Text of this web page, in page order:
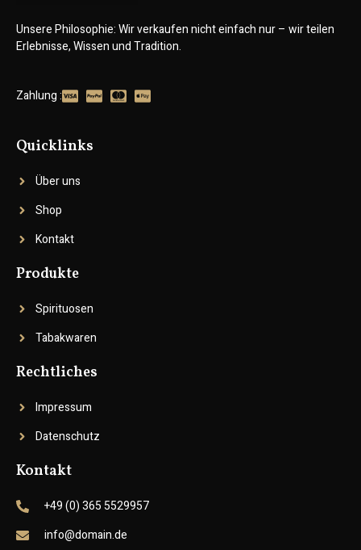
Unsere Philosophie: Wir verkaufen nicht einfach nur – wir teilen
Erlebnisse, Wissen und Tradition.
Zahlung :
Quicklinks
Über uns
Shop
Kontakt
Produkte
Spirituosen
Tabakwaren
Rechtliches
Impressum
Datenschutz
Kontakt
+49 (0) 365 5529957
info@domain.de